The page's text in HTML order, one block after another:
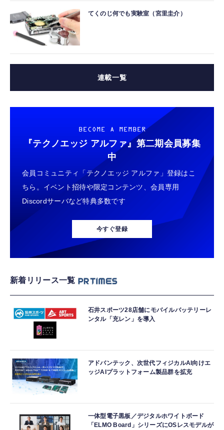
てくのじ何でも実験室（宮里圭介）
連載一覧
BECOME A MEMBER
『テクノエッジ アルファ』 第二期会員募集
中
会員コミュニティ「テクノエッジ アルファ」登録はこ
ちら。イベント招待や限定コンテンツ、会員専用
Discordサーバなど特典多数です
今すぐ登録
新着リリース一覧
石井スポーツ28店舗にモバイルバッテリーレ
ンタル「充レン」を導入
アドバンテック、次世代フィジカルAI向けエ
ッジAIプラットフォーム製品群を拡充
一体型電子黒板／デジタルホワイトボード
「ELMO Board」シリーズにOSレスモデルが